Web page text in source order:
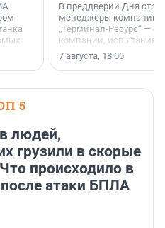
—
В преддверии Дня
менеджеры компании
„Терминал-Ресурс“ — о
компании, испытаниях
осторожного
7 августа, 18:00
5
людей,
грузили в скорые
происходило в
атаки БПЛА